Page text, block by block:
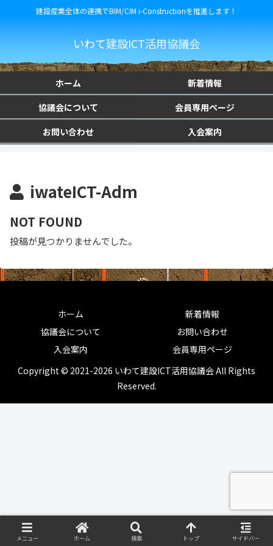
建設産業全体の連携でBIM/CIM i-Constructionを推進します！
いわて建設ICT活用協議会
ホーム
新着情報
協議会について
会員専用ページ
お問い合わせ
入会案内
iwateICT-Adm
NOT FOUND
投稿が見つかりませんでした。
ホーム
新着情報
協議会について
お問い合わせ
入会案内
会員専用ページ
Copyright © 2021-2026 いわて建設ICT活用協議会 All Rights
Reserved.
メニュー ホーム 検索 トップ サイドバー